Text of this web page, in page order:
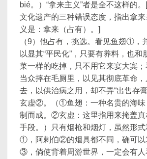
bié。）“拿来主义”者是全不这样的
文化遗产的三种错误态度，指出拿
义是：拿来（占有）。]
（9）他占有，挑选。看见鱼翅①，
以显其“平民化”，只要有养料，也和
菜一样的吃掉，只不用它来宴大宾
当众摔在毛厕里，以见其彻底革命
去，以供治病之用，却不弄“出售存
玄虚②。（①鱼翅：一种名贵的海味
制而成。②玄虚：这里指用来掩盖真
手段。）只有烟枪和烟灯，虽然形
①，阿剌伯②的烟具都不同，确可以
③，倘使背着周游世界，一定会有人